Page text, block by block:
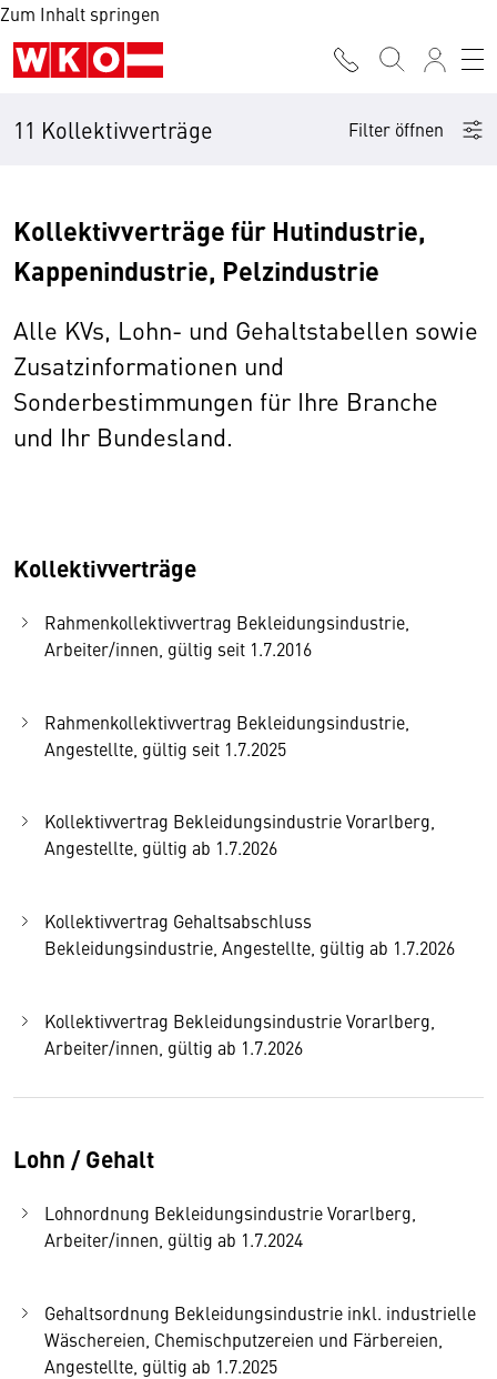
Zum Inhalt springen
11 Kollektivverträge Filter öffnen
Kollektivverträge für Hutindustrie,
Kappenindustrie, Pelzindustrie
Alle KVs, Lohn- und Gehaltstabellen sowie
Zusatzinformationen und
Sonderbestimmungen für Ihre Branche
und Ihr Bundesland.
Kollektivverträge
Rahmenkollektivvertrag Bekleidungsindustrie,
Arbeiter/innen, gültig seit 1.7.2016
Rahmenkollektivvertrag Bekleidungsindustrie,
Angestellte, gültig seit 1.7.2025
Kollektivvertrag Bekleidungsindustrie Vorarlberg,
Angestellte, gültig ab 1.7.2026
Kollektivvertrag Gehaltsabschluss
Bekleidungsindustrie, Angestellte, gültig ab 1.7.2026
Kollektivvertrag Bekleidungsindustrie Vorarlberg,
Arbeiter/innen, gültig ab 1.7.2026
Lohn / Gehalt
Lohnordnung Bekleidungsindustrie Vorarlberg,
Arbeiter/innen, gültig ab 1.7.2024
Gehaltsordnung Bekleidungsindustrie inkl. industrielle
Wäschereien, Chemischputzereien und Färbereien,
Angestellte, gültig ab 1.7.2025